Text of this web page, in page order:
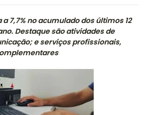
7,7% no acumulado dos últimos 12
Destaque são atividades de
e serviços profissionais,